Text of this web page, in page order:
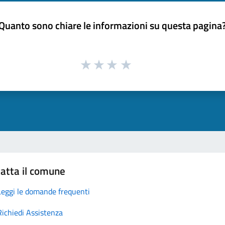
sono chiare le informazioni su questa
il comune
le domande frequenti
Assistenza